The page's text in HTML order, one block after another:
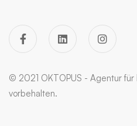
© 2021 OKTOPUS - Agentur für
vorbehalten.